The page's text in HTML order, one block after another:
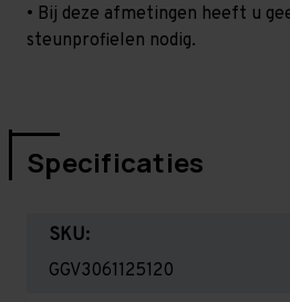
• Bij deze afmetingen heeft u
steunprofielen nodig.
Specificaties
SKU:
GGV3061125120